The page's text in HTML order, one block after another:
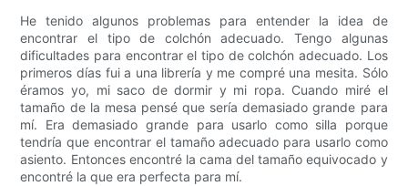
He tenido algunos problemas para entender la idea de
encontrar el tipo de colchón adecuado. Tengo algunas
dificultades para encontrar el tipo de colchón adecuado. Los
primeros días fui a una librería y me compré una mesita. Sólo
éramos yo, mi saco de dormir y mi ropa. Cuando miré el
tamaño de la mesa pensé que sería demasiado grande para
mí. Era demasiado grande para usarlo como silla porque
tendría que encontrar el tamaño adecuado para usarlo como
asiento. Entonces encontré la cama del tamaño equivocado y
encontré la que era perfecta para mí.